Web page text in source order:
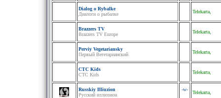
Dialog o Rybalke
Диалоги о рыбалке
Telekarta,
Brazzers TV
Brazzers TV Europe
Telekarta,
Perviy Vegetariansky
Первый Вегетарианский
Telekarta,
CTC Kids
СТС Kids
Telekarta,
Russkiy Illiuzion
Русский иллюзион
-w-
Telekarta,